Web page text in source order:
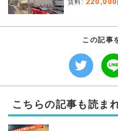
賃料: 220,000
この記事
こちらの記事も読ま